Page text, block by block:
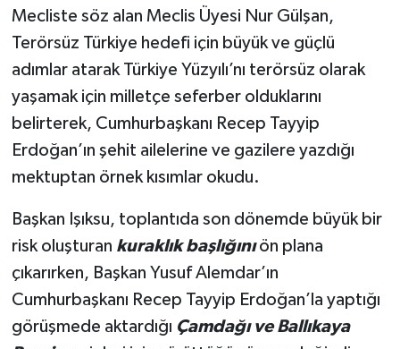
Mecliste söz alan Meclis Üyesi Nur Gülşan,
Terörsüz Türkiye hedefi için büyük ve güçlü
adımlar atarak Türkiye Yüzyılı’nı terörsüz olarak
yaşamak için milletçe seferber olduklarını
belirterek, Cumhurbaşkanı Recep Tayyip
Erdoğan’ın şehit ailelerine ve gazilere yazdığı
mektuptan örnek kısımlar okudu.
Başkan Işıksu, toplantıda son dönemde büyük bir
risk oluşturan kuraklık başlığınıön plana
çıkarırken, Başkan Yusuf Alemdar’ın
Cumhurbaşkanı Recep Tayyip Erdoğan’la yaptığı
görüşmede aktardığı Çamdağı ve Ballıkaya